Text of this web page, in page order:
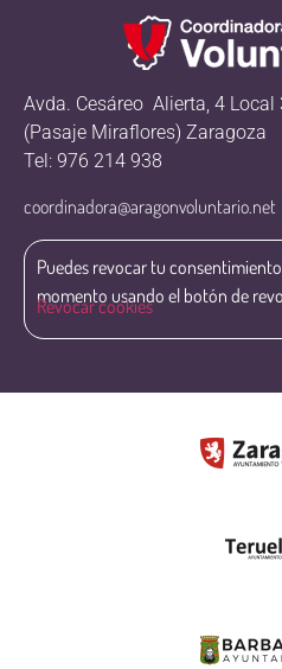
Avda. Cesáreo Alierta, 4 Local
(Pasaje Miraflores) Zaragoza
Tel: 976 214 938
coordinadora@aragonvoluntario.net
Puedes revocar tu
momento usando el botón de
Revocar cookies